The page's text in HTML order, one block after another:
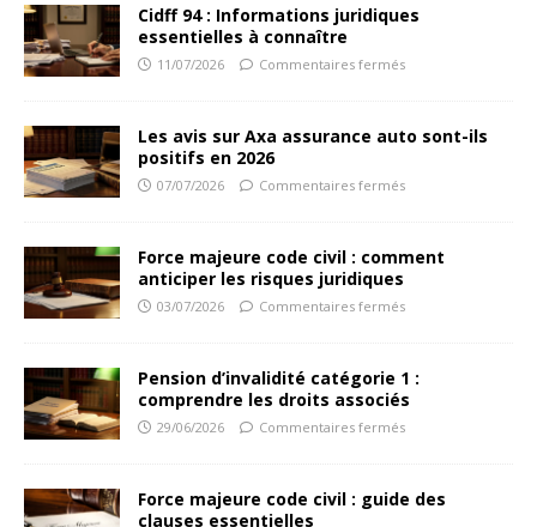
Cidff 94 : Informations juridiques
essentielles à connaître
11/07/2026 Commentaires fermés
Les avis sur Axa assurance auto sont-ils
positifs en 2026
07/07/2026 Commentaires fermés
Force majeure code civil : comment
anticiper les risques juridiques
03/07/2026 Commentaires fermés
Pension d’invalidité catégorie 1 :
comprendre les droits associés
29/06/2026 Commentaires fermés
Force majeure code civil : guide des
clauses essentielles